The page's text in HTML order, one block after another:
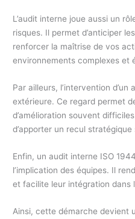
L’audit interne joue aussi un
risques. Il permet d’anticiper
renforcer la maîtrise de vos
environnements complexes et
Par ailleurs, l’intervention
extérieure. Ce regard permet
d’amélioration souvent
d’apporter un recul
Enfin, un audit interne ISO
l’implication des équipes. Il
et facilite leur intégration dans
Ainsi, cette démarche devient